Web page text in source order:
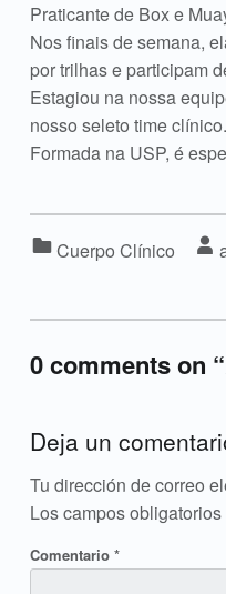
Praticante de Box e
Nos finais de semana,
por trilhas e participam
Estagiou na nossa
nosso seleto time clínico.
Formada na USP, é
Cuerpo Clínico
0 comments on “
Deja un
Tu dirección de correo
Los campos
Comentario *